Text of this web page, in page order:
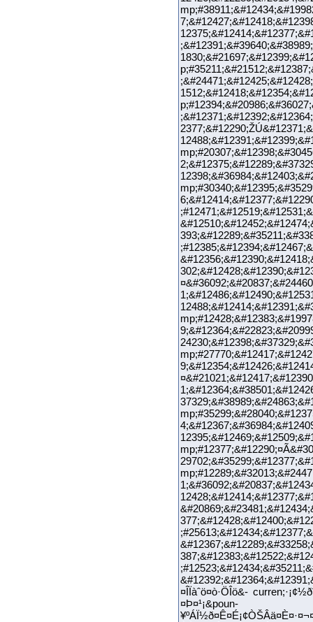
¤ÎÏàˆö¤ò·ÖÎö&-
¤Þ¤¹¡&poun-